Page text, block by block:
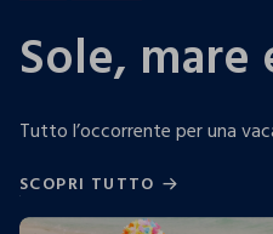
Sole, mare
Tutto l’occorrente per una
SCOPRI TUTTO
SCOPRI TUTTO